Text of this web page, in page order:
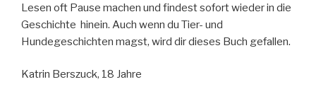
Lesen oft Pause machen und findest sofort wieder in die
Geschichte hinein. Auch wenn du Tier- und
Hundegeschichten magst, wird dir dieses Buch gefallen.
Katrin Berszuck, 18 Jahre